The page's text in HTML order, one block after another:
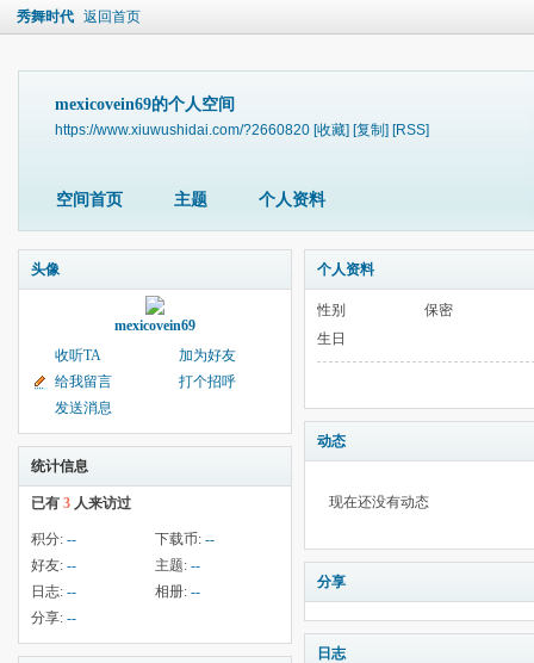
秀舞时代 返回首页
mexicovein69的个人空间
https://www.xiuwushidai.com/?2660820 [收藏] [复制] [RSS]
空间首页 主题 个人资料
头像
mexicovein69
收听TA
加为好友
给我留言
打个招呼
发送消息
统计信息
已有 3 人来访过
积分: -- 下载币: --
好友: -- 主题: --
日志: -- 相册: --
分享: --
个人资料
性别
保密
生日
动态
现在还没有动态
分享
日志